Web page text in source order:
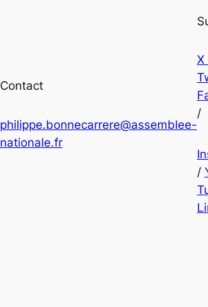
Contact
philippe.bonnecarrere@assemblee-
nationale.fr
X
/
/